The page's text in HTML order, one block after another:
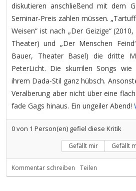
diskutieren anschließend mit dem
Seminar-Preis zahlen müssen.
Weisen“ ist nach „Der Geizige“
Theater) und „Der Menschen
Bauer, Theater Basel) die dritte
PeterLicht. Die skurrilen Songs wie
ihrem Dada-Stil ganz hübsch.
Veralberung aber nicht über eine
fade Gags hinaus. Ein ungeiler Abend!
0von 1 Person(en) gefiel diese Kritik
Gefällt mir Gefällt
Kommentar schreiben Teilen